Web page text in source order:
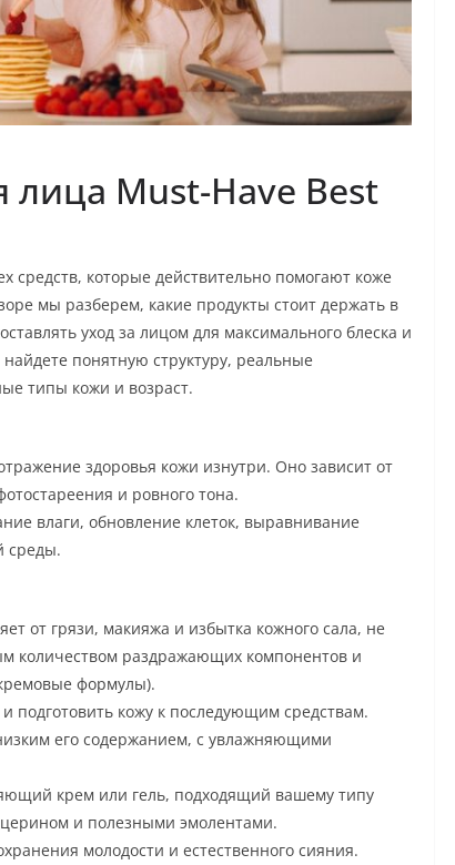
лица Must-Have Best
средств, которые действительно помогают коже
мы разберем, какие продукты стоит держать в
уход за лицом для максимального блеска и
понятную структуру, реальные
типы кожи и возраст.
здоровья кожи изнутри. Оно зависит от
и ровного тона.
влаги, обновление клеток, выравнивание
среды.
от грязи, макияжа и избытка кожного сала, не
количеством раздражающих компонентов и
формулы).
подготовить кожу к последующим средствам.
его содержанием, с увлажняющими
крем или гель, подходящий вашему типу
и полезными эмолентами.
молодости и естественного сияния.